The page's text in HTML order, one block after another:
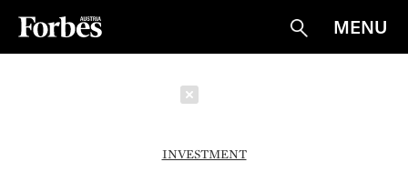
Suche
MENU
INVESTMENT